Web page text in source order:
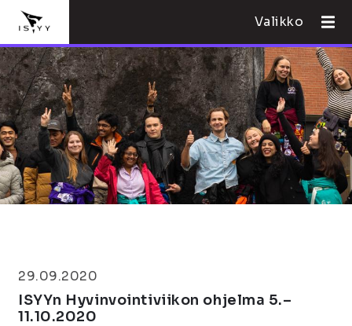
Valikko
29.09.2020
ISYYn Hyvinvointiviikon ohjelma 5.–
11.10.2020